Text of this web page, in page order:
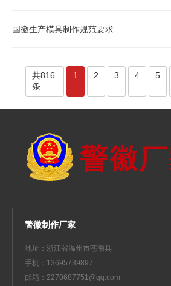
国徽生产模具制作规范要求
共816
条
1 2 3 4 5
警徽制作厂家
地址：浙江省温州市苍南县
手机：13695739897
邮箱：2270687751@qq.com